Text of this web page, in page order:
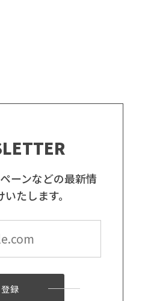
ーンなどの最新情
たします。
登録